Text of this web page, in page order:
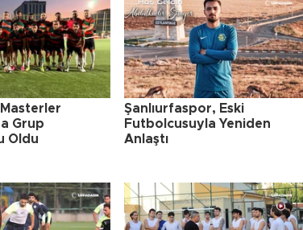
Grup
Oldu
Şanlıurfaspor, Eski
Futbolcusuyla Yeniden
Anlaştı